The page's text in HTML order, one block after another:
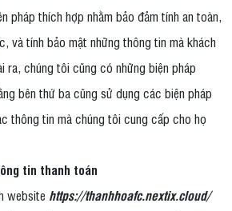
pháp thích hợp nhằm bảo đảm tính an toàn,
và tính bảo mật những thông tin mà khách
ra, chúng tôi cũng có những biện pháp
bên thứ ba cũng sử dụng các biện pháp
thông tin mà chúng tôi cung cấp cho họ
tin thanh toán
website https://thanhhoafc.nextix.cloud/